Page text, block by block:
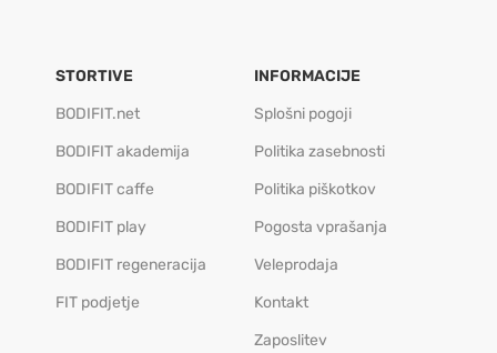
STORTIVE
BODIFIT.net
BODIFIT akademija
BODIFIT caffe
BODIFIT play
BODIFIT regeneracija
FIT podjetje
INFORMACIJE
Splošni pogoji
Politika zasebnosti
Politika piškotkov
Pogosta vprašanja
Veleprodaja
Kontakt
Zaposlitev